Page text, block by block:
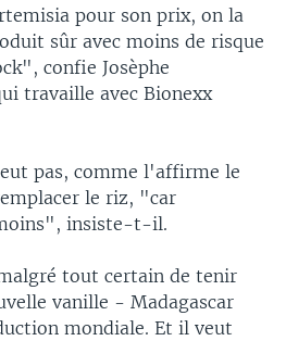
pour son prix, on la
sûr avec moins de risque
confie Josèphe
travaille avec Bionexx
pas, comme l'affirme le
le riz, "car
insiste-t-il.
tout certain de tenir
vanille - Madagascar
mondiale. Et il veut